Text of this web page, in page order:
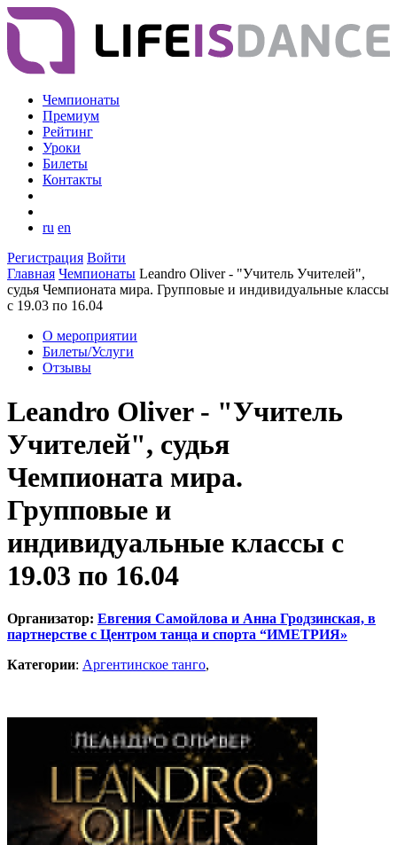
Чемпионаты
Премиум
Рейтинг
Уроки
Билеты
Контакты
ru en
Регистрация Войти
Главная Чемпионаты Leandro Oliver - "Учитель Учителей",
судья Чемпионата мира. Групповые и индивидуальные классы
с 19.03 по 16.04
О мероприятии
Билеты/Услуги
Отзывы
Leandro Oliver - "Учитель
Учителей", судья
Чемпионата мира.
Групповые и
индивидуальные классы с
19.03 по 16.04
Организатор: Евгения Самойлова и Анна Гродзинская, в
партнерстве с Центром танца и спорта “ИМЕТРИЯ»
Категории: Аргентинское танго,